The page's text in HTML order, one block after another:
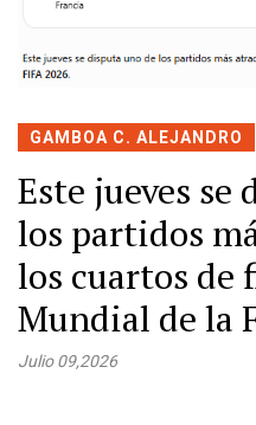
GAMBOA C. ALEJANDRO
Este jueves se
los partidos
los cuartos de
Mundial de la
Julio 09,2026